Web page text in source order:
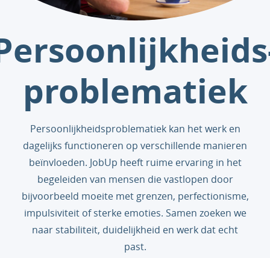
problematiek
Persoonlijkheidsproblematiek kan het werk en
dagelijks functioneren op verschillende manieren
beïnvloeden. JobUp heeft ruime ervaring in het
begeleiden van mensen die vastlopen door
bijvoorbeeld moeite met grenzen, perfectionisme,
impulsiviteit of sterke emoties. Samen zoeken we
naar stabiliteit, duidelijkheid en werk dat echt
past.